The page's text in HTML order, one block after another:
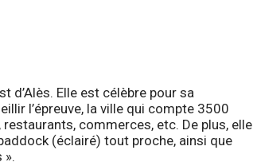
d’Alès. Elle est célèbre pour sa
l’épreuve, la ville qui compte 3500
commerces, etc. De plus, elle
(éclairé) tout proche, ainsi que
».